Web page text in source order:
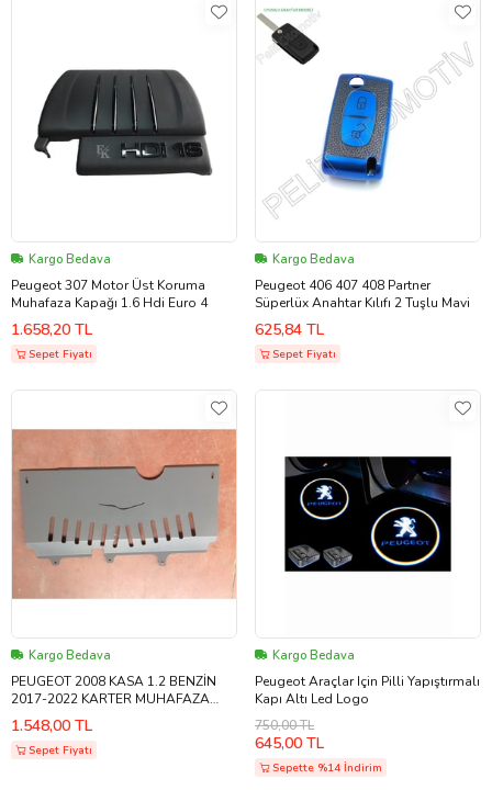
Kargo Bedava
Peugeot 307 Motor Üst Koruma
Muhafaza Kapağı 1.6 Hdi Euro 4
1.658,20 TL
Sepet Fiyatı
Kargo Bedava
Peugeot 406 407 408 Partner
Süperlüx Anahtar Kılıfı 2 Tuşlu Mavi
625,84 TL
Sepet Fiyatı
Kargo Bedava
PEUGEOT 2008 KASA 1.2 BENZİN
2017-2022 KARTER MUHAFAZA
SACI MOTOR ALT KORUMA SACI
SERVİS ÜRÜNÜDÜR PİYASA ÜRÜNÜ
DEĞİLDİR
1.548,00 TL
Sepet Fiyatı
Kargo Bedava
Peugeot Araçlar Için Pilli Yapıştırmalı
Kapı Altı Led Logo
750,00 TL
645,00 TL
Sepette %14 İndirim